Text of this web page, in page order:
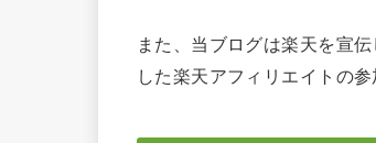
また、当ブログは楽天を宣
した楽天アフィリエイトの参